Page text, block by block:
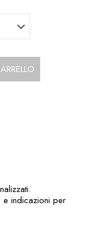
e indicazioni per